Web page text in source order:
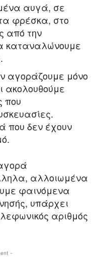
αυγά, σε
φρέσκα, στο
από την
καταναλώνουμε
αγοράζουμε μόνο
ακολουθούμε
που
που δεν έχουν
αλλοιωμένα
φαινόμενα
υπάρχει
αριθμός
-